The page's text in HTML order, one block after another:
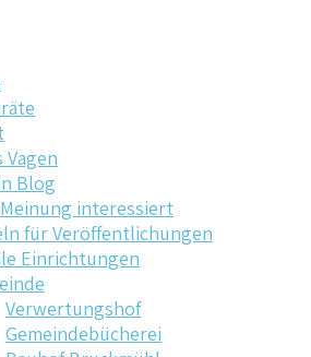
Vagen
Blog
interessiert
für Veröffentlichungen
Einrichtungen
Verwertungshof
Gemeindebücherei